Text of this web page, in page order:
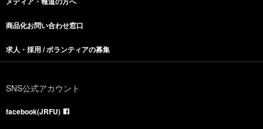
商品化お問い合わせ窓口
求人・採用 / ボランティアの募集
SNS公式アカウント
facebook(JRFU)